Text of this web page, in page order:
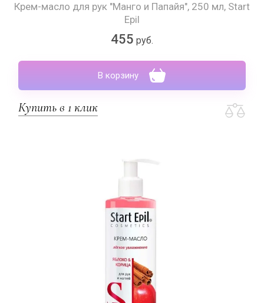
Крем-масло для рук "Манго и Папайя", 250 мл, Start
Epil
455 руб.
В корзину
Купить в 1 клик